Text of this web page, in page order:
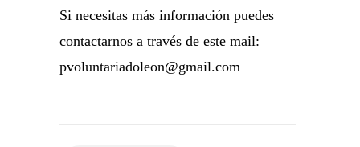
Si necesitas más información puedes
contactarnos a través de este mail:
pvoluntariadoleon@gmail.com